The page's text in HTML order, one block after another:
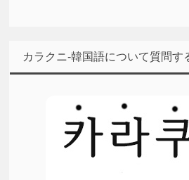
カラクニ-韓国語について質問す